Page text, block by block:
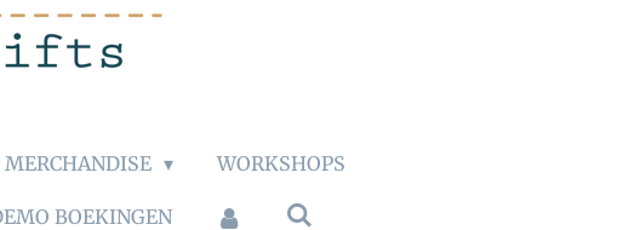
MERCHANDISE WORKSHOPS
BOEKINGEN